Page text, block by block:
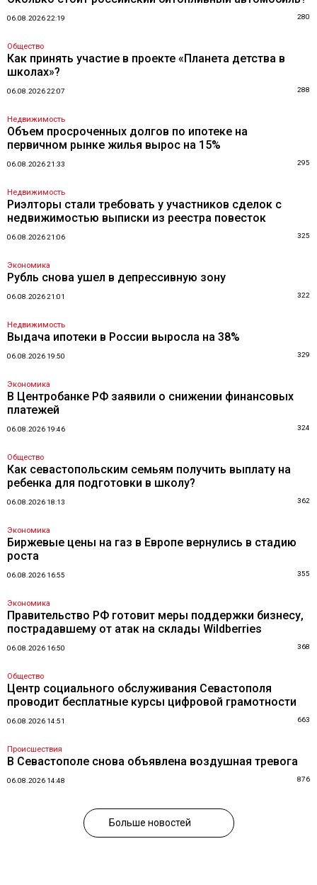
06.08.2026 22:19 280
Общество
Как принять участие в проекте «Планета детства в
школах»?
06.08.2026 22:07 288
Недвижимость
Объем просроченных долгов по ипотеке на
первичном рынке жилья вырос на 15%
06.08.2026 21:33 295
Недвижимость
Риэлторы стали требовать у участников сделок с
недвижимостью выписки из реестра повесток
06.08.2026 21:06 325
Экономика
Рубль снова ушел в депрессивную зону
06.08.2026 21:01 322
Недвижимость
Выдача ипотеки в России выросла на 38%
06.08.2026 19:50 329
Экономика
В Центробанке РФ заявили о снижении финансовых
платежей
06.08.2026 19:46 324
Общество
Как севастопольским семьям получить выплату на
ребенка для подготовки в школу?
06.08.2026 18:13 362
Экономика
Биржевые цены на газ в Европе вернулись в стадию
роста
06.08.2026 16:55 355
Экономика
Правительство РФ готовит меры поддержки бизнесу,
пострадавшему от атак на склады Wildberries
06.08.2026 16:50 368
Общество
Центр социального обслуживания Севастополя
проводит бесплатные курсы цифровой грамотности
06.08.2026 14:51 663
Происшествия
В Севастополе снова объявлена воздушная тревога
06.08.2026 14:48 876
Больше новостей